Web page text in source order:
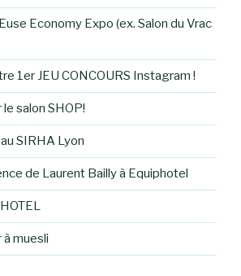
Economy Expo (ex. Salon du Vrac
1er JEU CONCOURS Instagram !
le salon SHOP!
SIRHA Lyon
de Laurent Bailly à Equiphotel
à muesli